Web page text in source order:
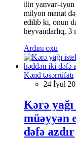
ilin yanvar–iyun
milyon manat
edilib ki, onun
heyvandarlıq, 3
Ardını oxu
Kənd təsərrüfatı
24 İyul
Kərə
müəyyən
dəfə azdır